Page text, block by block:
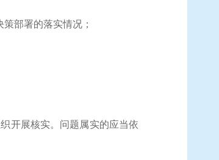
部署的落实情况；
开展核实。问题属实的应当依